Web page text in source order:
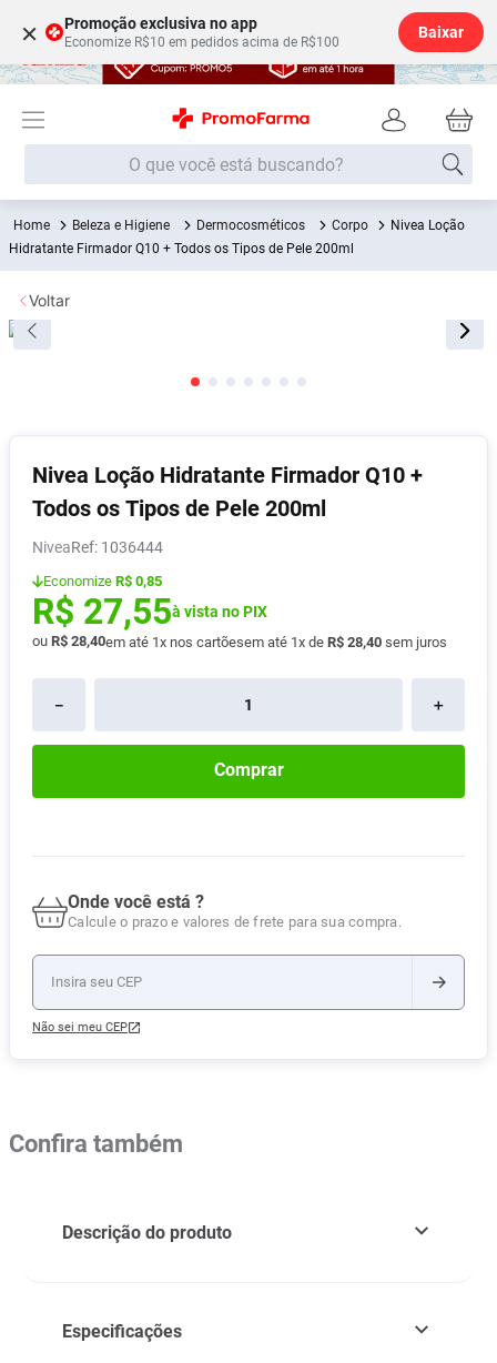
× Promoção exclusiva no app
Economize R$10 em pedidos acima de R$100
Baixar
O que você está buscando?
Beleza e Higiene Dermocosméticos Corpo
Nivea Loção
Hidratante Firmador Q10 + Todos os Tipos de Pele 200ml
Nivea Loção Hidratante Firmador Q10 +
Todos os Tipos de Pele 200ml
Nivea : 1036444
Economize R$ 0,85
R$ 27,55à vista no PIX
ou R$ 28,40em até 1x nos cartõesem até 1x de R$ 28,40 sem juros
＋
－
Comprar
Onde você está ?
Calcule o prazo e valores de frete para sua compra.
Não sei meu CEP
Voltar
Confira também
Descrição do produto
Especificações
Termos mais buscados
1º Fralda
2
7 º Shampoo
Absorvente
Pampers Confort Sec
10 Lavitan